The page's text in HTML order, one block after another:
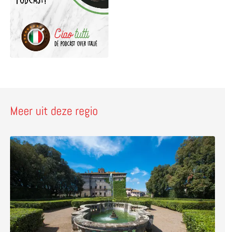
Meer uit deze regio
Lees meer over Castello Ruspoli in Vignanello – een